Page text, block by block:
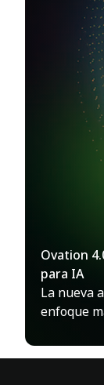
Ovation
para IA
La nueva
enfoque